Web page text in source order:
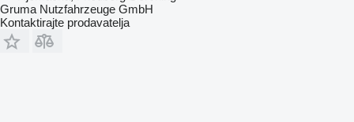
Gruma Nutzfahrzeuge GmbH
Kontaktirajte prodavatelja